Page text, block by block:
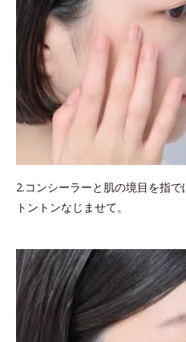
2.コンシーラーと肌の境目を指
トントンなじませて。